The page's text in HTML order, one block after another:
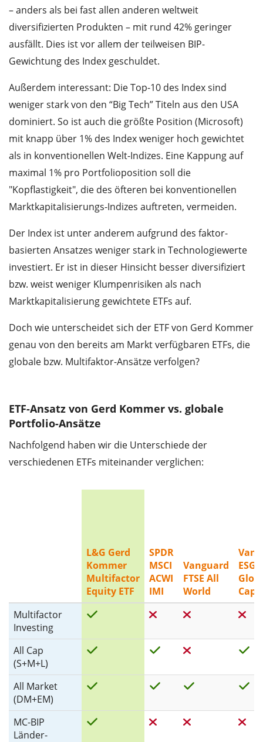
– anders als bei fast allen anderen weltweit
diversifizierten Produkten – mit rund 42% geringer
ausfällt. Dies ist vor allem der teilweisen BIP-
Gewichtung des Index geschuldet.
Außerdem interessant: Die Top-10 des Index sind
weniger stark von den “Big Tech” Titeln aus den USA
dominiert. So ist auch die größte Position (Microsoft)
mit knapp über 1% des Index weniger hoch gewichtet
als in konventionellen Welt-Indizes. Eine Kappung auf
maximal 1% pro Portfolioposition soll die
"Kopflastigkeit", die des öfteren bei konventionellen
Marktkapitalisierungs-Indizes auftreten, vermeiden.
Der Index ist unter anderem aufgrund des faktor-
basierten Ansatzes weniger stark in Technologiewerte
investiert. Er ist in dieser Hinsicht besser diversifiziert
bzw. weist weniger Klumpenrisiken als nach
Marktkapitalisierung gewichtete ETFs auf.
Doch wie unterscheidet sich der ETF von Gerd Kommer
genau von den bereits am Markt verfügbaren ETFs, die
globale bzw. Multifaktor-Ansätze verfolgen?
ETF-Ansatz von Gerd Kommer vs. globale
Portfolio-Ansätze
Nachfolgend haben wir die Unterschiede der
verschiedenen ETFs miteinander verglichen:
L&G Gerd
Kommer
Multifactor
Equity ETF
SPDR
MSCI
ACWI
IMI
Vanguard
FTSE All
World
ESG
Cap
Multifactor
Investing
All Cap
(S+M+L)
All Market
(DM+EM)
MC-BIP
Länder-